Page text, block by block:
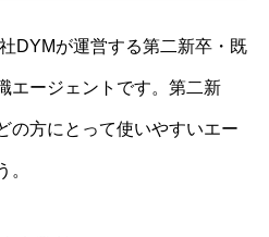
DYMが運営する第二新卒・既
エージェントです。第二新
の方にとって使いやすいエー
。